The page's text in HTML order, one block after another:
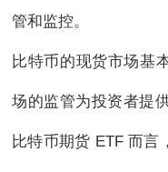
管和监控。
比特币的现货市场基
场的监管为投资者提
比特币期货 ETF 而言